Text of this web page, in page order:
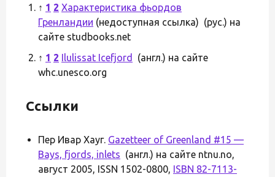
↑ 1 2 Характеристика фьордов
Гренландии (недоступная ссылка) (рус.) на
сайте studbooks.net
↑ 1 2 Ilulissat Icefjord
(англ.) на сайте
whc.unesco.org
Ссылки
Пер Ивар Хауг. Gazetteer of Greenland #15 —
Bays, fjords, inlets (англ.) на сайте ntnu.no,
август 2005, ISSN 1502-0800, ISBN 82-7113-